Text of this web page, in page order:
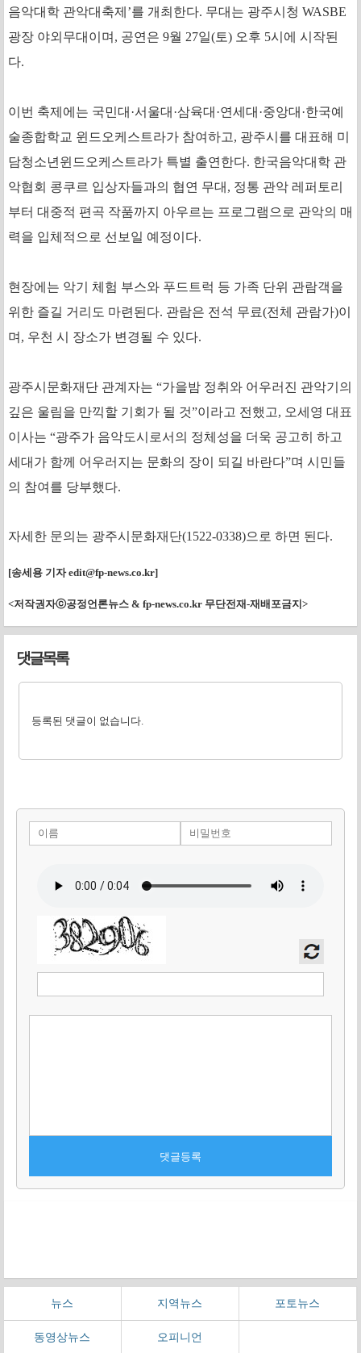
음악대학 관악대축제’를 개최한다. 무대는 광주시청 WASBE
광장 야외무대이며, 공연은 9월 27일(토) 오후 5시에 시작된
다.
이번 축제에는 국민대·서울대·삼육대·연세대·중앙대·한국예
술종합학교 윈드오케스트라가 참여하고, 광주시를 대표해 미
담청소년윈드오케스트라가 특별 출연한다. 한국음악대학 관
악협회 콩쿠르 입상자들과의 협연 무대, 정통 관악 레퍼토리
부터 대중적 편곡 작품까지 아우르는 프로그램으로 관악의 매
력을 입체적으로 선보일 예정이다.
현장에는 악기 체험 부스와 푸드트럭 등 가족 단위 관람객을
위한 즐길 거리도 마련된다. 관람은 전석 무료(전체 관람가)이
며, 우천 시 장소가 변경될 수 있다.
광주시문화재단 관계자는 “가을밤 정취와 어우러진 관악기의
깊은 울림을 만끽할 기회가 될 것”이라고 전했고, 오세영 대표
이사는 “광주가 음악도시로서의 정체성을 더욱 공고히 하고
세대가 함께 어우러지는 문화의 장이 되길 바란다”며 시민들
의 참여를 당부했다.
자세한 문의는 광주시문화재단(1522-0338)으로 하면 된다.
[송세용 기자edit@fp-news.co.kr]
<저작권자ⓒ공정언론뉴스 & fp-news.co.kr 무단전재-재배포금지>
댓글목록
등록된 댓글이 없습니다.
뉴스 지역뉴스 포토뉴스
동영상뉴스 오피니언